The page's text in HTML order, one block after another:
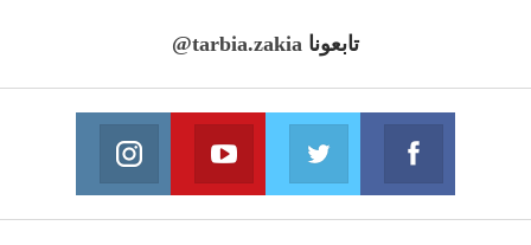
تابعونا @tarbia.zakia
فايسبوك
انضم الينا انضم الينا
يوتيوب
انضم الينا